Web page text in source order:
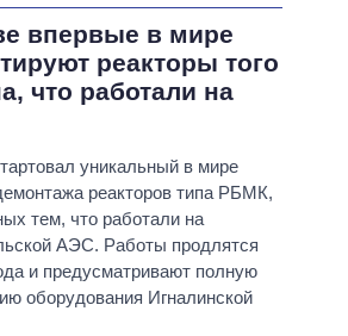
впервые в мире
реакторы того
что работали на
уникальный в мире
реакторов типа РБМК,
тем, что работали на
АЭС. Работы продлятся
и предусматривают полную
оборудования Игналинской